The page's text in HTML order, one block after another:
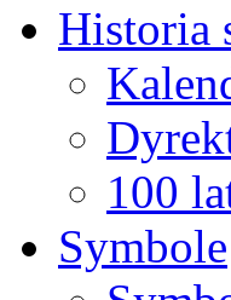
Historia
100
Symbole